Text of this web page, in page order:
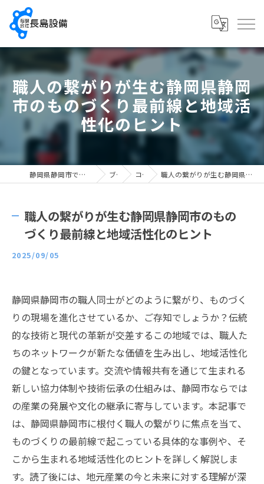
職人の繋がりが生む静岡県静岡
市のものづくり最前線と地域活
性化のヒント
静岡県静岡市で配管工の求人なら有限会社長島設備 ブログ コラム 職人の繋がりが生む静岡県静岡市のものづくり最前線と地域活性化のヒント
職人の繋がりが生む静岡県静岡市のもの
づくり最前線と地域活性化のヒント
2025/09/05
静岡県静岡市の職人同士がどのように繋がり、ものづく
りの現場を進化させているか、ご存知でしょうか？伝統
的な技術と現代の革新が交差するこの地域では、職人た
ちのネットワークが新たな価値を生み出し、地域活性化
の鍵となっています。交流や情報共有を通じて生まれる
新しい協力体制や技術伝承の仕組みは、静岡市ならでは
の産業の発展や文化の継承に寄与しています。本記事で
は、静岡県静岡市に根付く職人の繋がりに焦点を当て、
ものづくりの最前線で起こっている具体的な事例や、そ
こから生まれる地域活性化のヒントを詳しく解説しま
す。読了後には、地元産業の今と未来に対する理解が深